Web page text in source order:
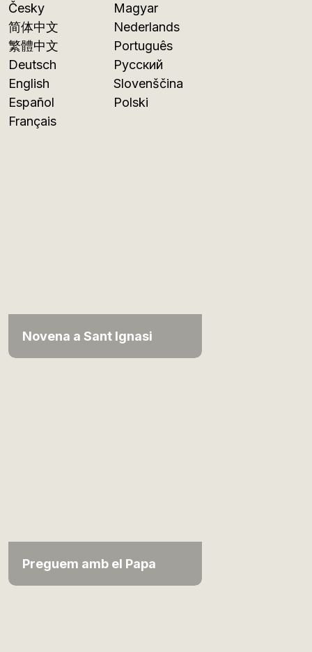
Česky
简体中文
繁體中文
Deutsch
English
Español
Français
Magyar
Nederlands
Português
Русский
Slovenščina
Polski
Novena a Sant Ignasi
Preguem amb el Papa